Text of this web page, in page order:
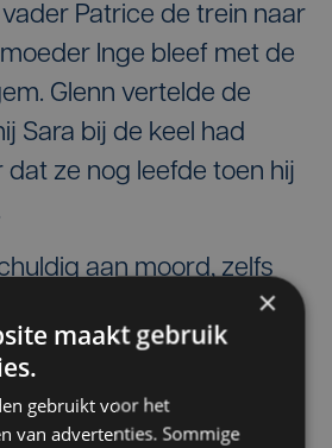
Patrice de trein naar
Inge bleef met de
Glenn vertelde de
Sara bij de keel had
ze nog leefde toen hij
aan moord, zelfs
moord, want hij
onweerstaanbare
gezin gebeurde op
moeder. Zij had als
×
maakt gebruik
gebruikt voor het
van advertenties. Sommige